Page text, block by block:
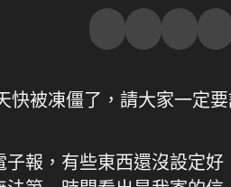
快被凍僵了，請大家一定
子報，有些東西還沒設定